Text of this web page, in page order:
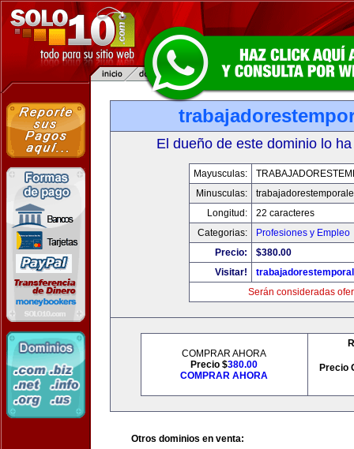
El dueño de este dominio lo
Mayusculas:
Minusculas:
Longitud:
22 caracteres
Categorias:
Profesiones y Empleo
Precio:
$380.00
Visitar!
Serán consideradas
COMPRAR AHORA
Precio $380.00
COMPRAR AHORA
Precio
Otros dominios en venta: